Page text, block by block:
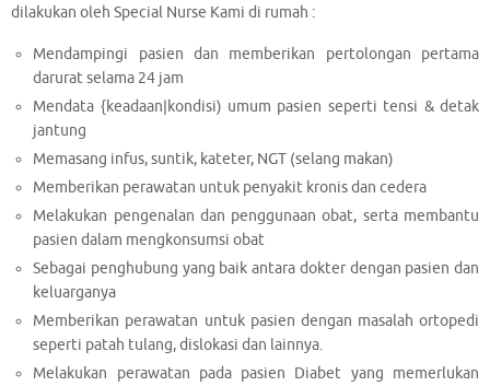
dilakukan oleh Special Nurse Kami di rumah :
Mendampingi pasien dan memberikan pertolongan pertama
darurat selama 24 jam
Mendata {keadaan|kondisi) umum pasien seperti tensi & detak
jantung
Memasang infus, suntik, kateter, NGT (selang makan)
Memberikan perawatan untuk penyakit kronis dan cedera
Melakukan pengenalan dan penggunaan obat, serta membantu
pasien dalam mengkonsumsi obat
Sebagai penghubung yang baik antara dokter dengan pasien dan
keluarganya
Memberikan perawatan untuk pasien dengan masalah ortopedi
seperti patah tulang, dislokasi dan lainnya.
Melakukan perawatan pada pasien Diabet yang memerlukan